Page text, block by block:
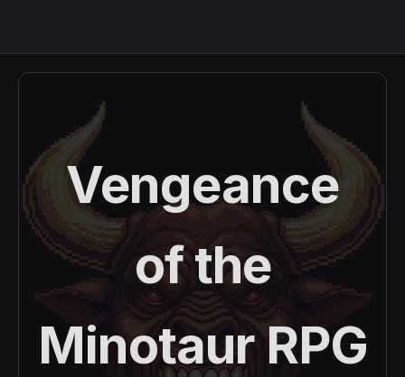
Vengeance
of the
Minotaur RPG